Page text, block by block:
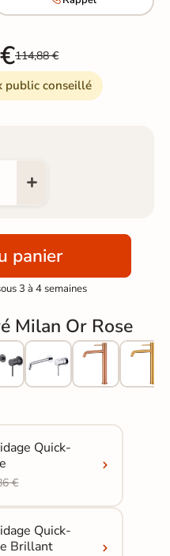
114,88 €
public conseillé
panier
3 à 4 semaines
Milan Or Rose
Quick-
€
Quick-
Brillant